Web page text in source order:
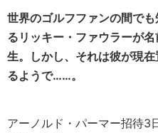
世界のゴルフファンの間で
るリッキー・ファウラーが
生。しかし、それは彼が現
るようで……。
アーノルド・パーマー招待3